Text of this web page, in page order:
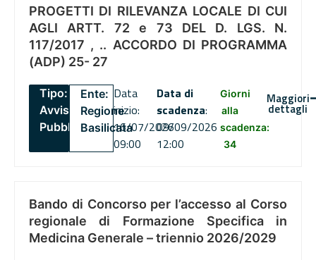
PROGETTI DI RILEVANZA LOCALE DI CUI
AGLI ARTT. 72 e 73 DEL D. LGS. N.
117/2017 , .. ACCORDO DI PROGRAMMA
(ADP) 25- 27
Tipo:
Avviso
Pubblico
Ente:
Regione
Basilicata
Data
inizio:
16/07/2026
09:00
Data di
scadenza:
09/09/2026
12:00
Giorni
alla
scadenza:
34
Maggiori
dettagli
Bando di Concorso per l’accesso al Corso
regionale di Formazione Specifica in
Medicina Generale – triennio 2026/2029